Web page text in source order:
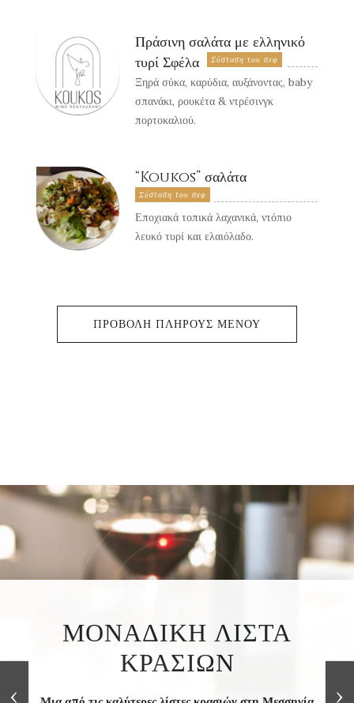
Πράσινη σαλάτα με ελληνικό
τυρί Σφέλα
Σύσταση του σεφ
Ξηρά σύκα, καρύδια, αυξάνοντας, baby
σπανάκι, ρουκέτα & ντρέσινγκ
πορτοκαλιού.
“Koukos” σαλάτα
Σύσταση του σεφ
Εποχιακά τοπικά λαχανικά, ντόπιο
λευκό τυρί και ελαιόλαδο.
ΠΡΟΒΟΛΉ ΠΛΉΡΟΥΣ ΜΕΝΟΎ
ΜΟΝΑΔΙΚΗ ΛΙΣΤΑ
ΚΡΑΣΙΩΝ
‹ ›